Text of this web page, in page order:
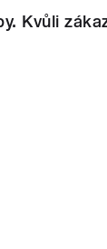
Kvůli